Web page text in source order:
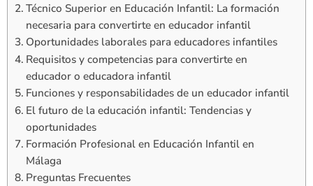
Técnico Superior en Educación Infantil: La formación
necesaria para convertirte en educador infantil
Oportunidades laborales para educadores infantiles
Requisitos y competencias para convertirte en
educador o educadora infantil
Funciones y responsabilidades de un educador infantil
El futuro de la educación infantil: Tendencias y
oportunidades
Formación Profesional en Educación Infantil en
Málaga
Preguntas Frecuentes